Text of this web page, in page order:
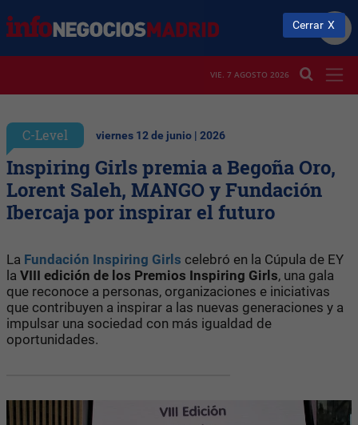
VIE. 7 AGOSTO 2026
C-Level viernes 12 de junio | 2026
Inspiring Girls premia a Begoña Oro,
Lorent Saleh, MANGO y Fundación
Ibercaja por inspirar el futuro
La Fundación Inspiring Girls celebró en la Cúpula de EY
la VIII edición de los Premios Inspiring Girls, una gala
que reconoce a personas, organizaciones e iniciativas
que contribuyen a inspirar a las nuevas generaciones y a
impulsar una sociedad con más igualdad de
oportunidades.
Cerrar